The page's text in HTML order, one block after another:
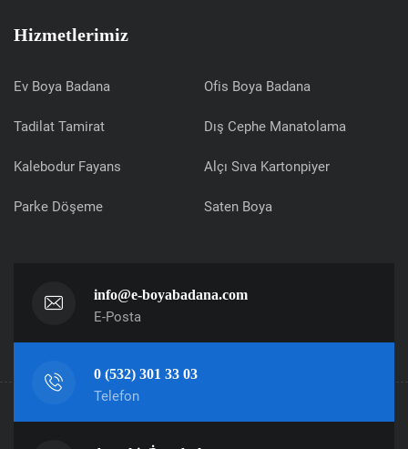
Hizmetlerimiz
Ev Boya Badana Ofis Boya Badana
Tadilat Tamirat Dış Cephe Manatolama
Kalebodur Fayans Alçı Sıva Kartonpiyer
Parke Döşeme Saten Boya
info@e-boyabadana.com
E-Posta
0 (532) 301 33 03
Telefon